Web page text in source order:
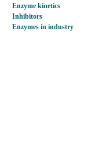
Enzyme kinetics
Inhibitors
Enzymes in industry